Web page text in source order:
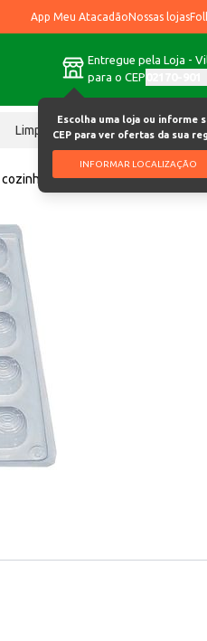
App Meu AtacadãoNossas lojas
Entregue pela Loja -
para o CEP
Escolha uma loja ou informe
CEP para ver ofertas da sua
INFORMAR LOCALIZAÇÃO
Limpeza Chocolates
Forma para Bombom BWB